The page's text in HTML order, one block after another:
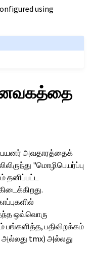
using
பயனர் அவதாரத்தைக்
"மொழிபெயர்ப்பு
தனிப்பட்ட
ஒவ்வொரு
பங்களித்த, பதிவிறக்கம்
tmx) அல்லது